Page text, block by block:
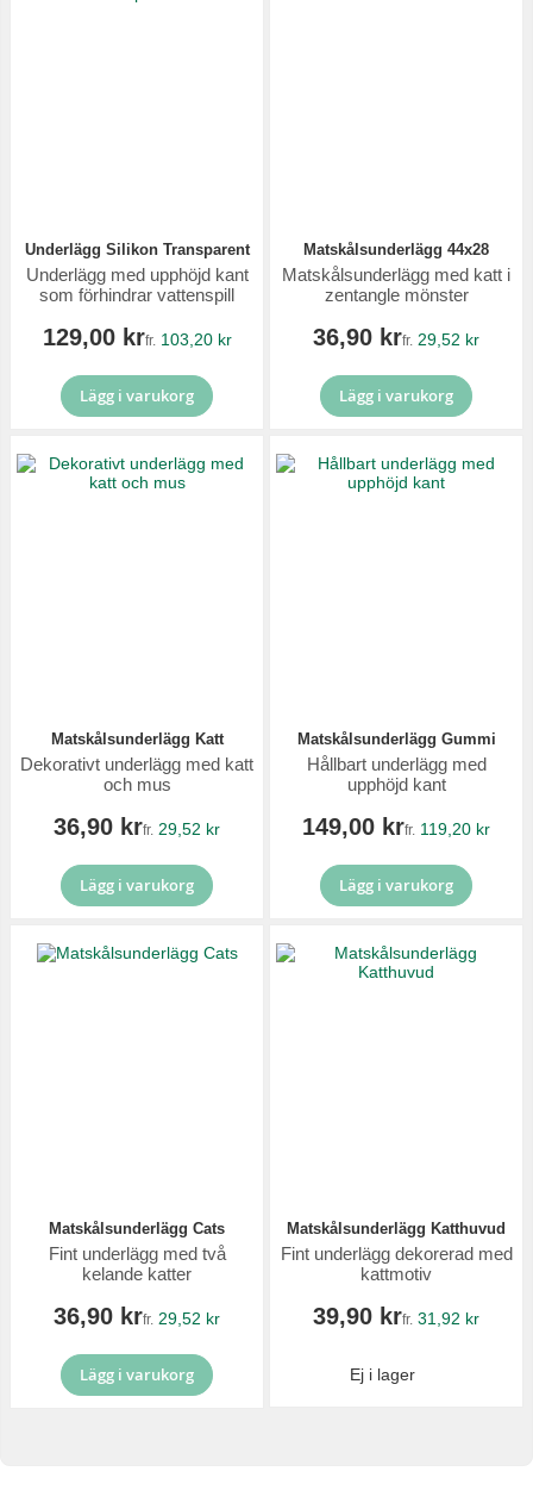
Underlägg Silikon Transparent
Underlägg med upphöjd kant
som förhindrar vattenspill
129,00 krfr. 103,20 kr
Lägg i varukorg
Matskålsunderlägg 44x28
Matskålsunderlägg med katt i
zentangle mönster
36,90 krfr. 29,52 kr
Lägg i varukorg
Matskålsunderlägg Katt
Dekorativt underlägg med katt
och mus
36,90 krfr. 29,52 kr
Lägg i varukorg
Matskålsunderlägg Gummi
Hållbart underlägg med
upphöjd kant
149,00 krfr. 119,20 kr
Lägg i varukorg
Matskålsunderlägg Cats
Fint underlägg med två
kelande katter
36,90 krfr. 29,52 kr
Lägg i varukorg
Matskålsunderlägg Katthuvud
Fint underlägg dekorerad med
kattmotiv
39,90 krfr. 31,92 kr
Ej i lager